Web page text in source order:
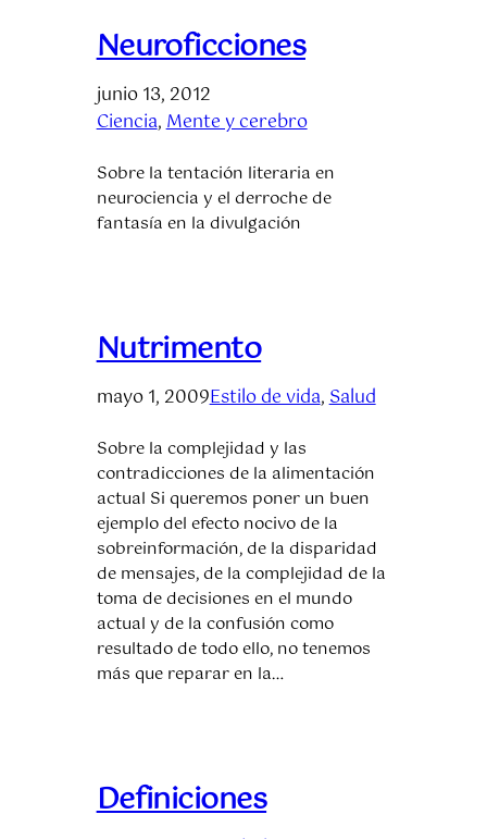
Neuroficciones
junio 13, 2012
Ciencia, Mente y cerebro
Sobre la tentación literaria en
neurociencia y el derroche de
fantasía en la divulgación
Nutrimento
mayo 1, 2009Estilo de vida, Salud
Sobre la complejidad y las
contradicciones de la alimentación
actual Si queremos poner un buen
ejemplo del efecto nocivo de la
sobreinformación, de la disparidad
de mensajes, de la complejidad de la
toma de decisiones en el mundo
actual y de la confusión como
resultado de todo ello, no tenemos
más que reparar en la…
Definiciones